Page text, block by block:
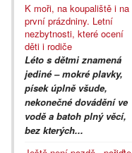
K moři, na koupaliště i na
první prázdniny. Letní
nezbytnosti, které ocení
děti i rodiče
Léto s dětmi znamená
jediné – mokré plavky,
písek úplně všude,
nekonečné dovádění ve
vodě a batoh plný věcí,
bez kterých...